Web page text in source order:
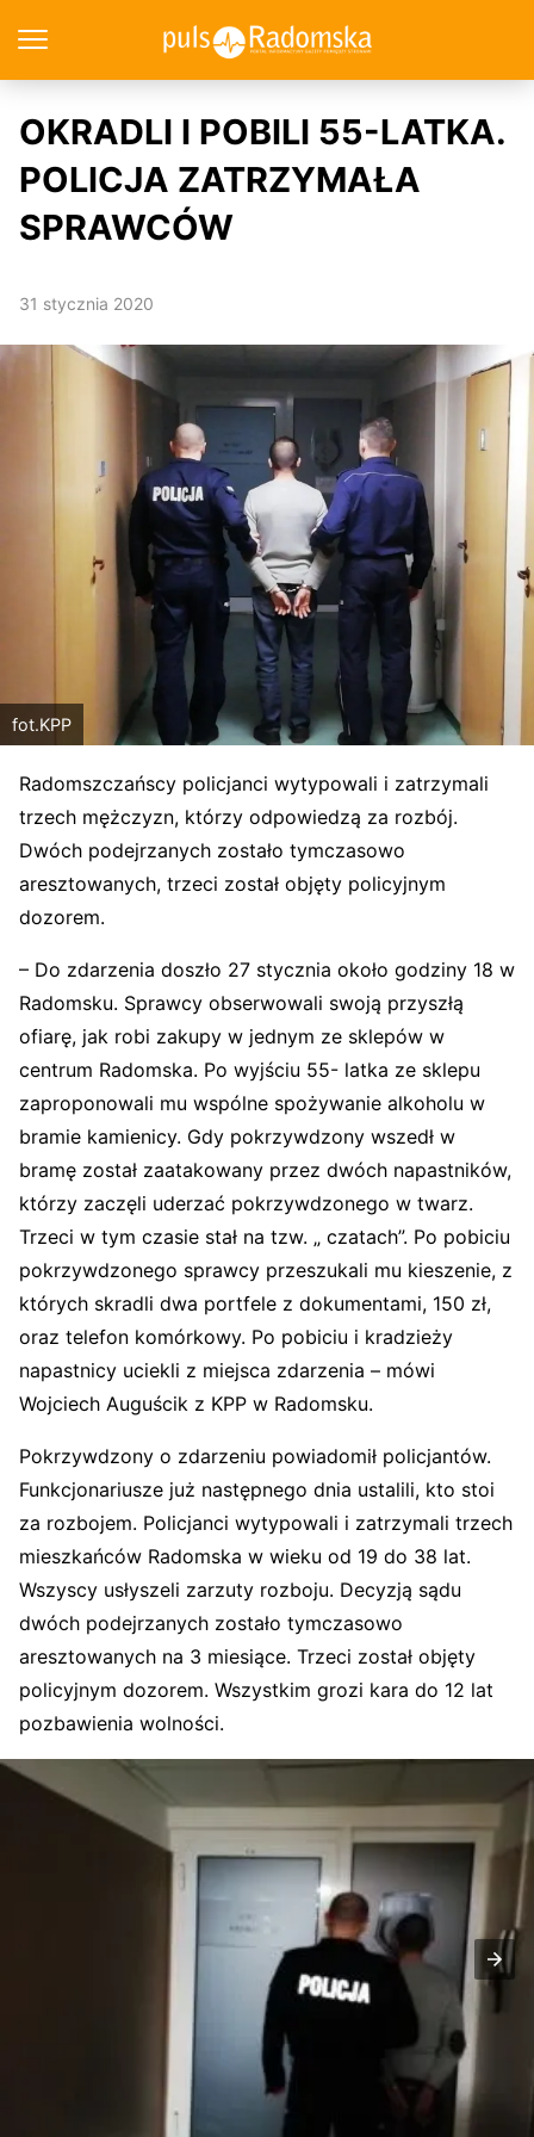
OKRADLI I POBILI 55-LATKA.
POLICJA ZATRZYMAŁA
SPRAWCÓW
31 stycznia 2020
fot.KPP
Radomszczańscy policjanci wytypowali i zatrzymali
trzech mężczyzn, którzy odpowiedzą za rozbój.
Dwóch podejrzanych zostało tymczasowo
aresztowanych, trzeci został objęty policyjnym
dozorem.
– Do zdarzenia doszło 27 stycznia około godziny 18 w
Radomsku. Sprawcy obserwowali swoją przyszłą
ofiarę, jak robi zakupy w jednym ze sklepów w
centrum Radomska. Po wyjściu 55- latka ze sklepu
zaproponowali mu wspólne spożywanie alkoholu w
bramie kamienicy. Gdy pokrzywdzony wszedł w
bramę został zaatakowany przez dwóch napastników,
którzy zaczęli uderzać pokrzywdzonego w twarz.
Trzeci w tym czasie stał na tzw. „ czatach”. Po pobiciu
pokrzywdzonego sprawcy przeszukali mu kieszenie, z
których skradli dwa portfele z dokumentami, 150 zł,
oraz telefon komórkowy. Po pobiciu i kradzieży
napastnicy uciekli z miejsca zdarzenia – mówi
Wojciech Auguścik z KPP w Radomsku.
Pokrzywdzony o zdarzeniu powiadomił policjantów.
Funkcjonariusze już następnego dnia ustalili, kto stoi
za rozbojem. Policjanci wytypowali i zatrzymali trzech
mieszkańców Radomska w wieku od 19 do 38 lat.
Wszyscy usłyszeli zarzuty rozboju. Decyzją sądu
dwóch podejrzanych zostało tymczasowo
aresztowanych na 3 miesiące. Trzeci został objęty
policyjnym dozorem. Wszystkim grozi kara do 12 lat
pozbawienia wolności.